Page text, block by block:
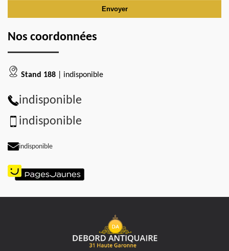
Nos coordonnées
Stand 188 | indisponible
indisponible
indisponible
indisponible